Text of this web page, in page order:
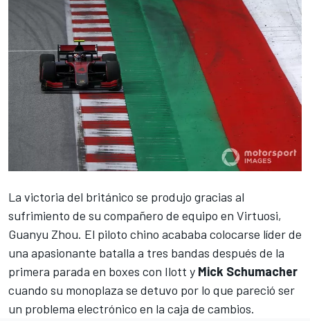
La victoria del británico se produjo gracias al
sufrimiento de su compañero de equipo en Virtuosi,
Guanyu Zhou. El piloto chino acababa colocarse líder de
una apasionante batalla a tres bandas después de la
primera parada en boxes con Ilott y Mick Schumacher
cuando su monoplaza se detuvo por lo que pareció ser
un problema electrónico en la caja de cambios.